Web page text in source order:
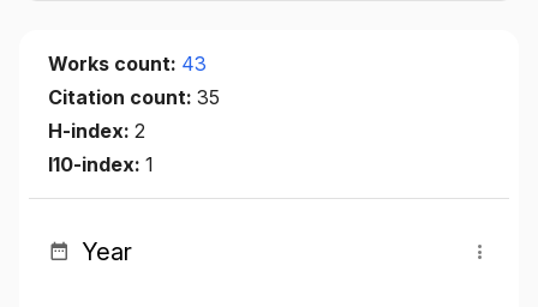
Works count: 43
Citation count: 35
H-index: 2
I10-index: 1
Year